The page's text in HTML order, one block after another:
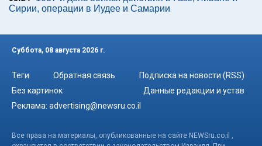
Сирии, операции в Иудее и Самарии
Суббота, 08 августа 2026 г.
Теги Обратная связь
Подписка на новости (RSS)
Без картинок
Данные редакции и устав
Реклама: advertising@newsru.co.il
Все права на материалы, опубликованные на сайте NEWSru.co.il ,